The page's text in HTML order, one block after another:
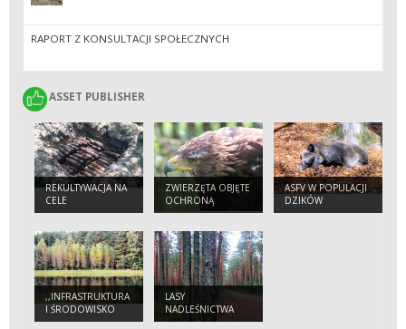
RAPORT Z KONSULTACJI SPOŁECZNYCH
ASSET PUBLISHER
ASSET PUBLISHER
REKULTYWACJA NA
CELE
PRZYRODNICZE
ZDEGRADOWANYCH,
POPOLIGONOWYCH
I POWOJSKOWYCH
ZARZĄDZANYCH
PRZEZ PGL LP
ZWIERZĘTA OBJĘTE
OCHRONĄ
ASFV W POPULACJI
DZIKÓW
,,INFRASTRUKTURA
I ŚRODOWISKO
2007-2013".
LASY
NADLEŚNICTWA
BOLESŁAWIEC